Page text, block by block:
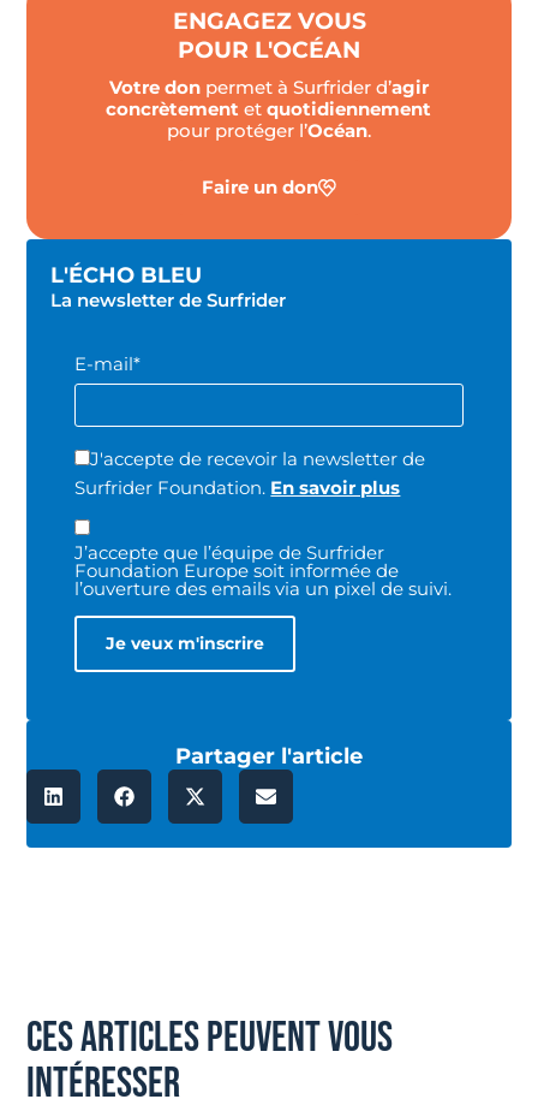
ENGAGEZ VOUS
POUR L'OCÉAN
Votre donpermet à Surfrider d’agir
concrètement etquotidiennement
pour protéger l’Océan.
Faire un don
L'ÉCHO BLEU
La newsletter de Surfrider
E-mail*
J'accepte de recevoir la newsletter de
Surfrider Foundation. En savoir plus
J’accepte que l’équipe de Surfrider
Foundation Europe soit informée de
l’ouverture des emails via un pixel de suivi.
Partager l'article
ces articles peuvent vous
intéresser